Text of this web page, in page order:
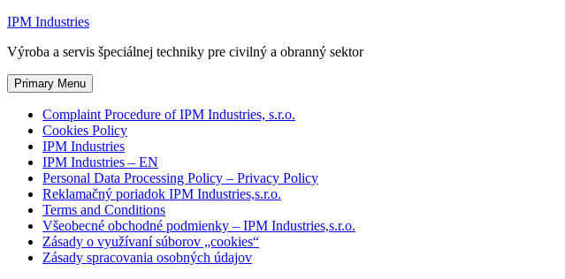
Skip
content
IPM Industries
Výroba a servis špeciálnej techniky pre civilný a obranný sektor
Primary Menu
Complaint Procedure of IPM Industries, s.r.o.
Cookies Policy
IPM Industries
IPM Industries – EN
Personal Data Processing Policy – Privacy Policy
Reklamačný poriadok IPM Industries,s.r.o.
Terms and Conditions
Všeobecné obchodné podmienky – IPM Industries,s.r.o.
Zásady o využívaní súborov „cookies“
Zásady spracovania osobných údajov